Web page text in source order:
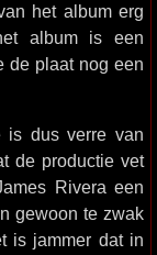
het album erg
album is een
de plaat nog een
is dus verre van
de productie vet
Rivera een
gewoon te zwak
is jammer dat in